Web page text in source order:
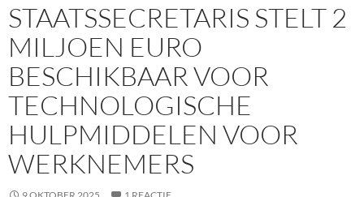
STAATSSECRETARIS STELT 2
MILJOEN EURO
BESCHIKBAAR VOOR
TECHNOLOGISCHE
HULPMIDDELEN VOOR
WERKNEMERS